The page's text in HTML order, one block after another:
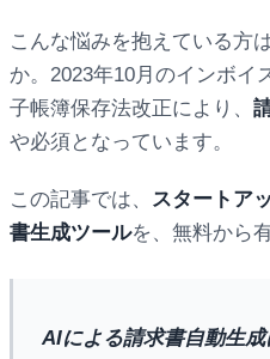
こんな悩みを抱えている方
か。2023年10月のインボイ
子帳簿保存法改正により、
や必須となっています。
この記事では、 スタートア
書生成ツールを、無料から
AIによる請求書自動生成